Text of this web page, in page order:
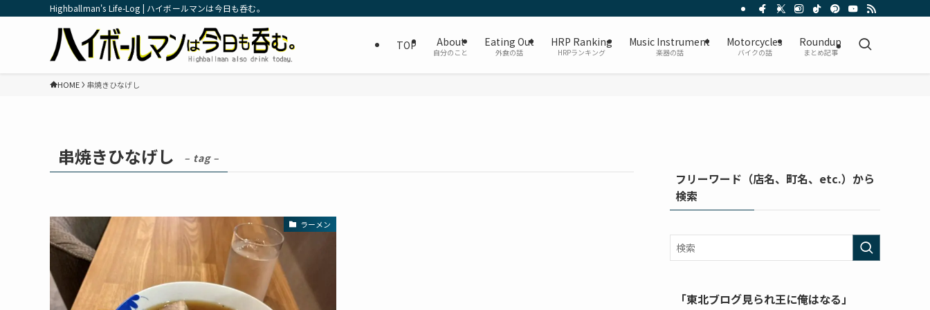
Highballman's Life-Log | ハイボールマンは今日も呑む。
TOP About
自分のこと
Eating Out
外食の話
HRP Ranking
HRPランキング
Music Instrument
楽器の話
Motorcycles
バイクの話
Roundup
まとめ記事
HOME 串焼きひなげし
串焼きひなげし – tag –
ラーメン
フリーワード（店名、町名、etc.）から
検索
「東北ブログ見られ王に俺はなる」